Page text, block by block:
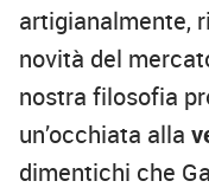
artigianalmente,
novità del
nostra filosofia
un’occhiata alla
dimentichi che